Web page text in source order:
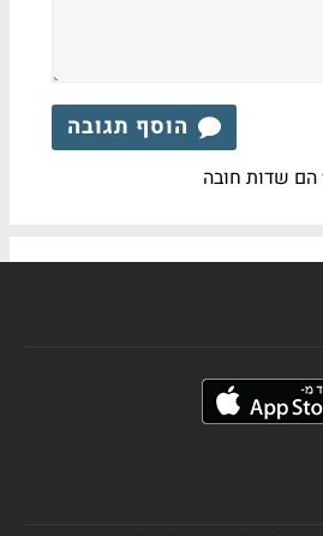
הוסף תגובה
הם שדות חובה